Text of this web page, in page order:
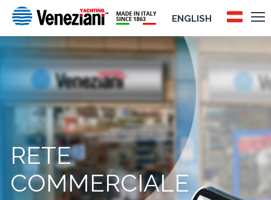
ENGLISH
RETE
COMMERCIALE